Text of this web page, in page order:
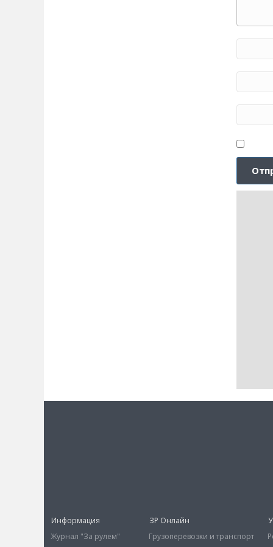
Информация
Журнал "За рулем"
ЗР Онлайн
Грузоперевозки и транспорт